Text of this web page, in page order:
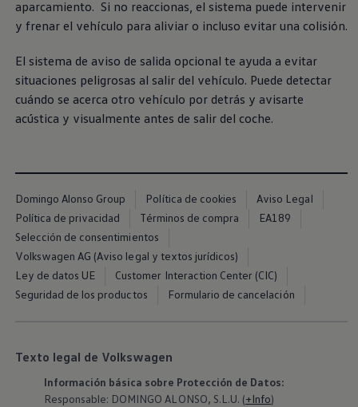
aparcamiento. Si no reaccionas, el sistema puede intervenir
y frenar el vehículo para aliviar o incluso evitar una colisión.
El sistema de aviso de salida opcional te ayuda a evitar
situaciones peligrosas al salir del vehículo. Puede detectar
cuándo se acerca otro vehículo por detrás y avisarte
acústica y visualmente antes de salir del coche.
Domingo Alonso Group Política de cookies
Aviso Legal
Política de privacidad
Términos de compra
EA189
Selección de consentimientos
Volkswagen AG (Aviso legal y textos jurídicos)
Ley de datos UE
Customer Interaction Center (CIC)
Seguridad de los productos
Formulario de cancelación
Texto legal de Volkswagen
Información básica sobre Protección de Datos:
Responsable: DOMINGO ALONSO, S.L.U. (+Info)